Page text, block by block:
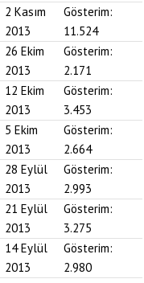
2 Kasım
2013
Gösterim:
11.524
26 Ekim
2013
Gösterim:
2.171
12 Ekim
2013
Gösterim:
3.453
5 Ekim
2013
Gösterim:
2.664
28 Eylül
2013
Gösterim:
2.993
21 Eylül
2013
Gösterim:
3.275
14 Eylül
2013
Gösterim:
2.980